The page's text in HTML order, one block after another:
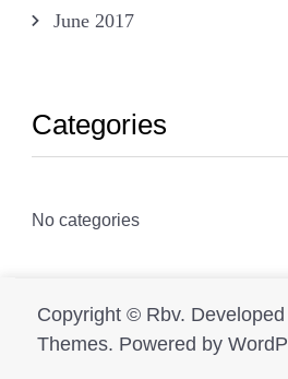
June 2017
Categories
No categories
Copyright © Rbv.
Themes. Powered by